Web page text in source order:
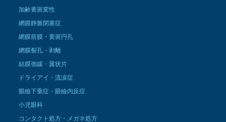
加齢黄斑変性
網膜静脈閉塞症
網膜前膜・黄斑円孔
網膜裂孔・剥離
結膜弛緩・翼状片
ドライアイ・流涙症
眼瞼下垂症・眼瞼内反症
小児眼科
コンタクト処方・メガネ処方